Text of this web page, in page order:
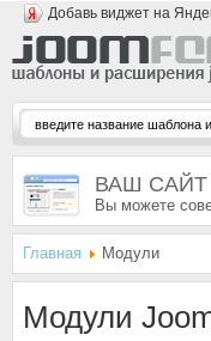
Добавь виджет на
ВАШ САЙТ
Вы можете
Главная Модули
Модули